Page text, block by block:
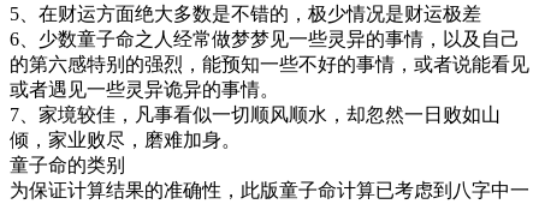
5、在财运方面绝大多数是不错的，极少情况是财运极差
6、少数童子命之人经常做梦梦见一些灵异的事情，以及自己
的第六感特别的强烈，能预知一些不好的事情，或者说能看见
或者遇见一些灵异诡异的事情。
7、家境较佳，凡事看似一切顺风顺水，却忽然一日败如山
倾，家业败尽，磨难加身。
童子命的类别
为保证计算结果的准确性，此版童子命计算已考虑到八字中一